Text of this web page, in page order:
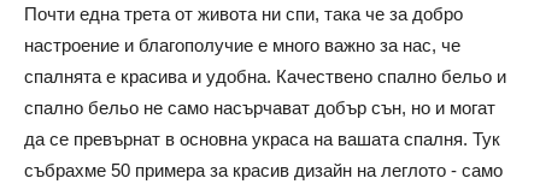
Почти една трета от живота ни спи, така че за добро
настроение и благополучие е много важно за нас, че
спалнята е красива и удобна. Качествено спално бельо и
спално бельо не само насърчават добър сън, но и могат
да се превърнат в основна украса на вашата спалня. Тук
събрахме 50 примера за красив дизайн на леглото - само